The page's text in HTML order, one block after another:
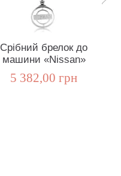
Срібний брелок до
машини «Nissan»
5 382,00 грн